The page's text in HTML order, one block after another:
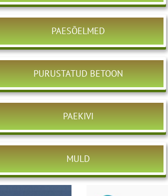
PAESÕELMED
PURUSTATUD BETOON
PAEKIVI
MULD